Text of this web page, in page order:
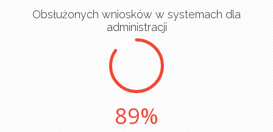
Obsłużonych wniosków w systemach dla
administracji
90